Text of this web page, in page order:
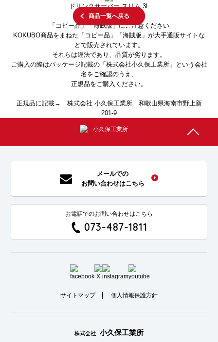
ドリンクサーバー スリム 3L
商品一覧へ戻る
「コピー品」「海賊版」にご注意ください
KOKUBO商品をまねた「コピー品」「海賊版」が大手通販サイトな
どで販売されています。
それらは違法であり、品質が劣ります。
ご購入の際はパッケージ記載の「株式会社小久保工業所」という会社
名をご確認のうえ、
正規品をご購入ください。
正規品に記載→ 株式会社 小久保工業所 和歌山県海南市野上新
201-9
メールでの
お問い合わせはこちら
お電話でのお問い合わせはこちら
073-487-1811
サイトマップ 個人情報保護方針
株式会社 小久保工業所